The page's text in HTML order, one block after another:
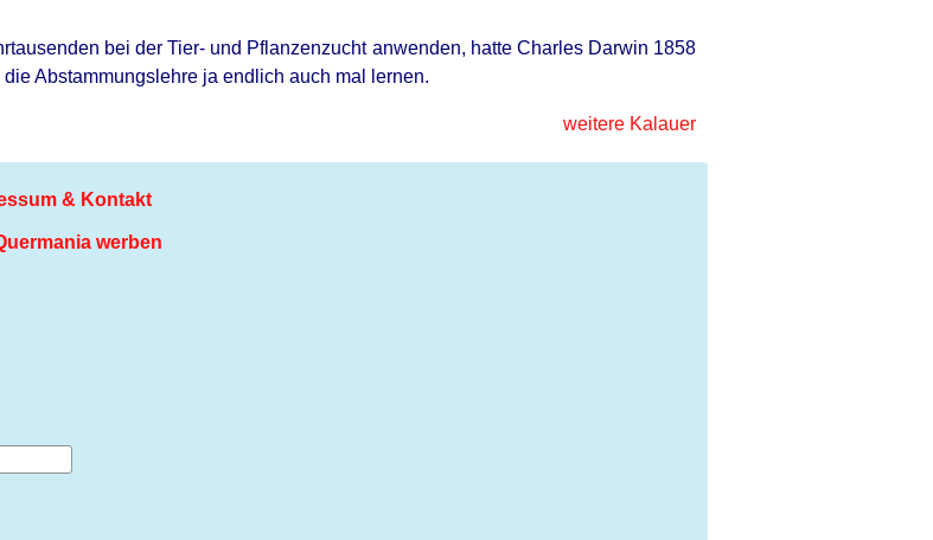
bei der Tier- und Pflanzenzucht anwenden, hatte Charles Darwin 1858
Abstammungslehre ja endlich auch mal lernen.
weitere Kalauer
& Kontakt
werben